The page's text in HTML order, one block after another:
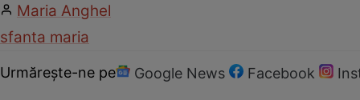
Maria Anghel
sfanta maria
Urmărește-ne pe Google News Facebook